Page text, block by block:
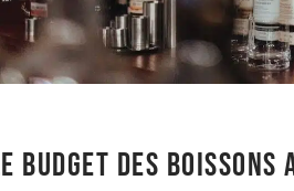
budget des